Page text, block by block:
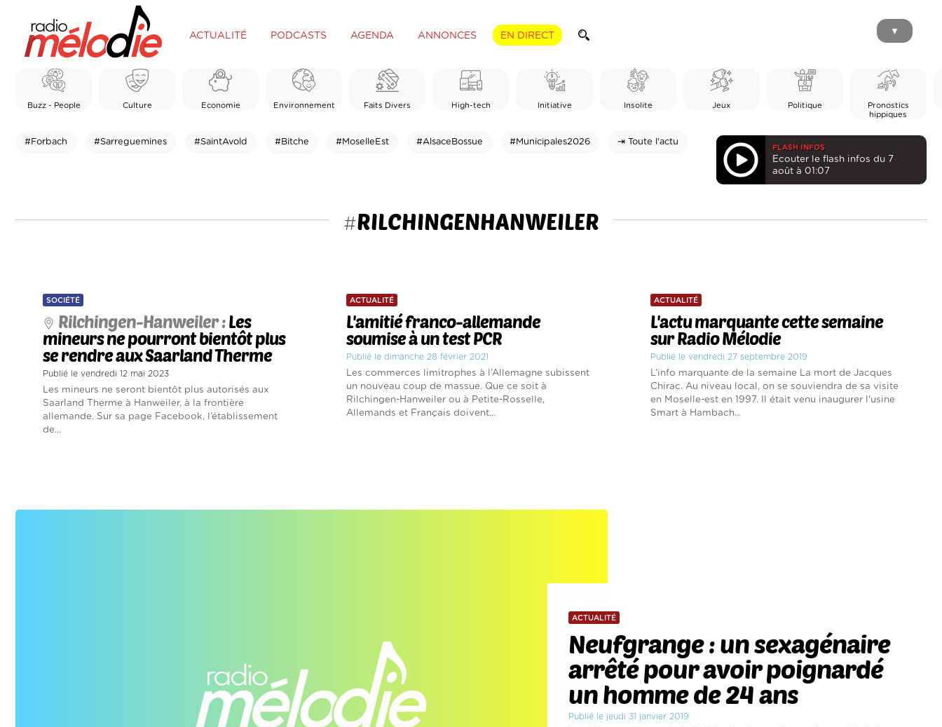
ACTUALITÉ PODCASTS AGENDA ANNONCES EN DIRECT ▼
Buzz - People Culture Economie Environnement Faits Divers High-tech Initiative Insolite Jeux Politique
Pronostics
hippiques
#Forbach #Sarreguemines #SaintAvold #Bitche #MoselleEst #AlsaceBossue #Municipales2026 ⇥ Toute l'actu
FLASH INFOS
Ecouter le flash infos du 7
août à 01:07
#RILCHINGENHANWEILER
SOCIÉTÉ
Rilchingen-Hanweiler :Les
mineurs ne pourront bientôt plus
se rendre aux Saarland Therme
Publié le vendredi 12 mai 2023
Les mineurs ne seront bientôt plus autorisés aux
Saarland Therme à Hanweiler, à la frontière
allemande. Sur sa page Facebook, l’établissement
de...
ACTUALITÉ
L'amitié franco-allemande
soumise à un test PCR
Publié le dimanche 28 février 2021
Les commerces limitrophes à l’Allemagne subissent
un nouveau coup de massue. Que ce soit à
Rilchingen-Hanweiler ou à Petite-Rosselle,
Allemands et Français doivent...
ACTUALITÉ
L'actu marquante cette semaine
sur Radio Mélodie
Publié le vendredi 27 septembre 2019
L’info marquante de la semaine La mort de Jacques
Chirac. Au niveau local, on se souviendra de sa visite
en Moselle-est en 1997. Il était venu inaugurer l'usine
Smart à Hambach...
ACTUALITÉ
Neufgrange : un sexagénaire
arrêté pour avoir poignardé
un homme de 24 ans
Publié le jeudi 31 janvier 2019